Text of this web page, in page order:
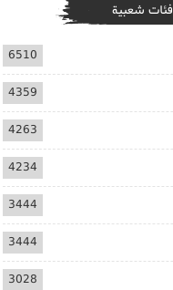
فئات شعبية
6510
4359
4263
4234
3444
3444
3028